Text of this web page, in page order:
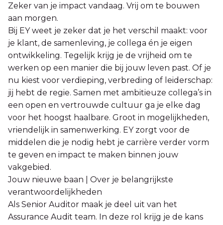
Zeker van je impact vandaag. Vrij om te bouwen
aan morgen.
Bij EY weet je zeker dat je het verschil maakt: voor
je klant, de samenleving, je collega én je eigen
ontwikkeling. Tegelijk krijg je de vrijheid om te
werken op een manier die bij jouw leven past. Of je
nu kiest voor verdieping, verbreding of leiderschap:
jij hebt de regie. Samen met ambitieuze collega’s in
een open en vertrouwde cultuur ga je elke dag
voor het hoogst haalbare. Groot in mogelijkheden,
vriendelijk in samenwerking. EY zorgt voor de
middelen die je nodig hebt je carrière verder vorm
te geven en impact te maken binnen jouw
vakgebied.
Jouw nieuwe baan | Over je belangrijkste
verantwoordelijkheden
Als Senior Auditor maak je deel uit van het
Assurance Audit team. In deze rol krijg je de kans